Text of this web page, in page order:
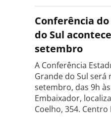
Estadual
do
Tocantins
será
realizada
dia
18
de
setembro
Conferência do
do Sul
setembro
A Conferência
Grande do Sul será
setembro, das 9h
Embaixador,
Coelho, 354.